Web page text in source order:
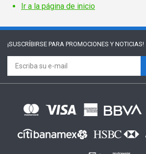
Ir a la página de inicio
¡SUSCRÍBIRSE PARA PROMOCIONES Y NOTICIAS!